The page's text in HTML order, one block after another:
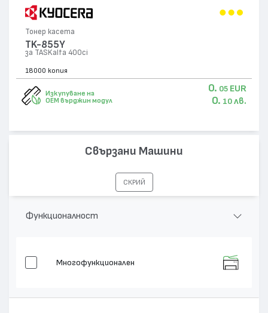
Тонер касета
TK-855Y
за TASKalfa 400ci
18000 копия
Изкупуване на
OEM върджин модул
0. 05 EUR
0. 10 лв.
Свързани Машини
СКРИЙ
Функционалност
Многофункционален